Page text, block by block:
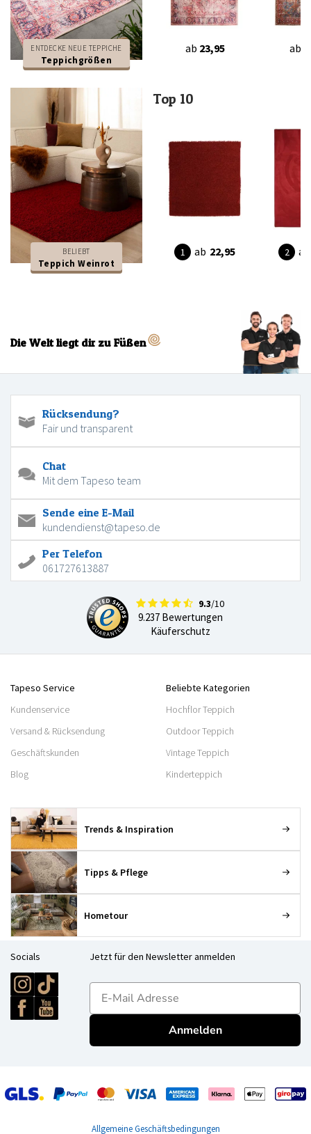
ENTDECKE NEUE TEPPICHE
Teppichgrößen
ab 23,95 ab
BELIEBT
Teppich Weinrot
Top 10
ab 22,95 ab
Die Welt liegt dir zu Füßen
Rücksendung?
Fair und transparent
Chat
Mit dem Tapeso team
Sende eine E-Mail
kundendienst@tapeso.de
Per Telefon
061727613887
9.3/10
9.237 Bewertungen
Käuferschutz
Tapeso Service
Kundenservice
Versand & Rücksendung
Geschäftskunden
Blog
Beliebte Kategorien
Hochflor Teppich
Outdoor Teppich
Vintage Teppich
Kinderteppich
Trends & Inspiration
Tipps & Pflege
Hometour
Socials Jetzt für den Newsletter anmelden
E-mailadres
Anmelden
Allgemeine Geschäftsbedingungen